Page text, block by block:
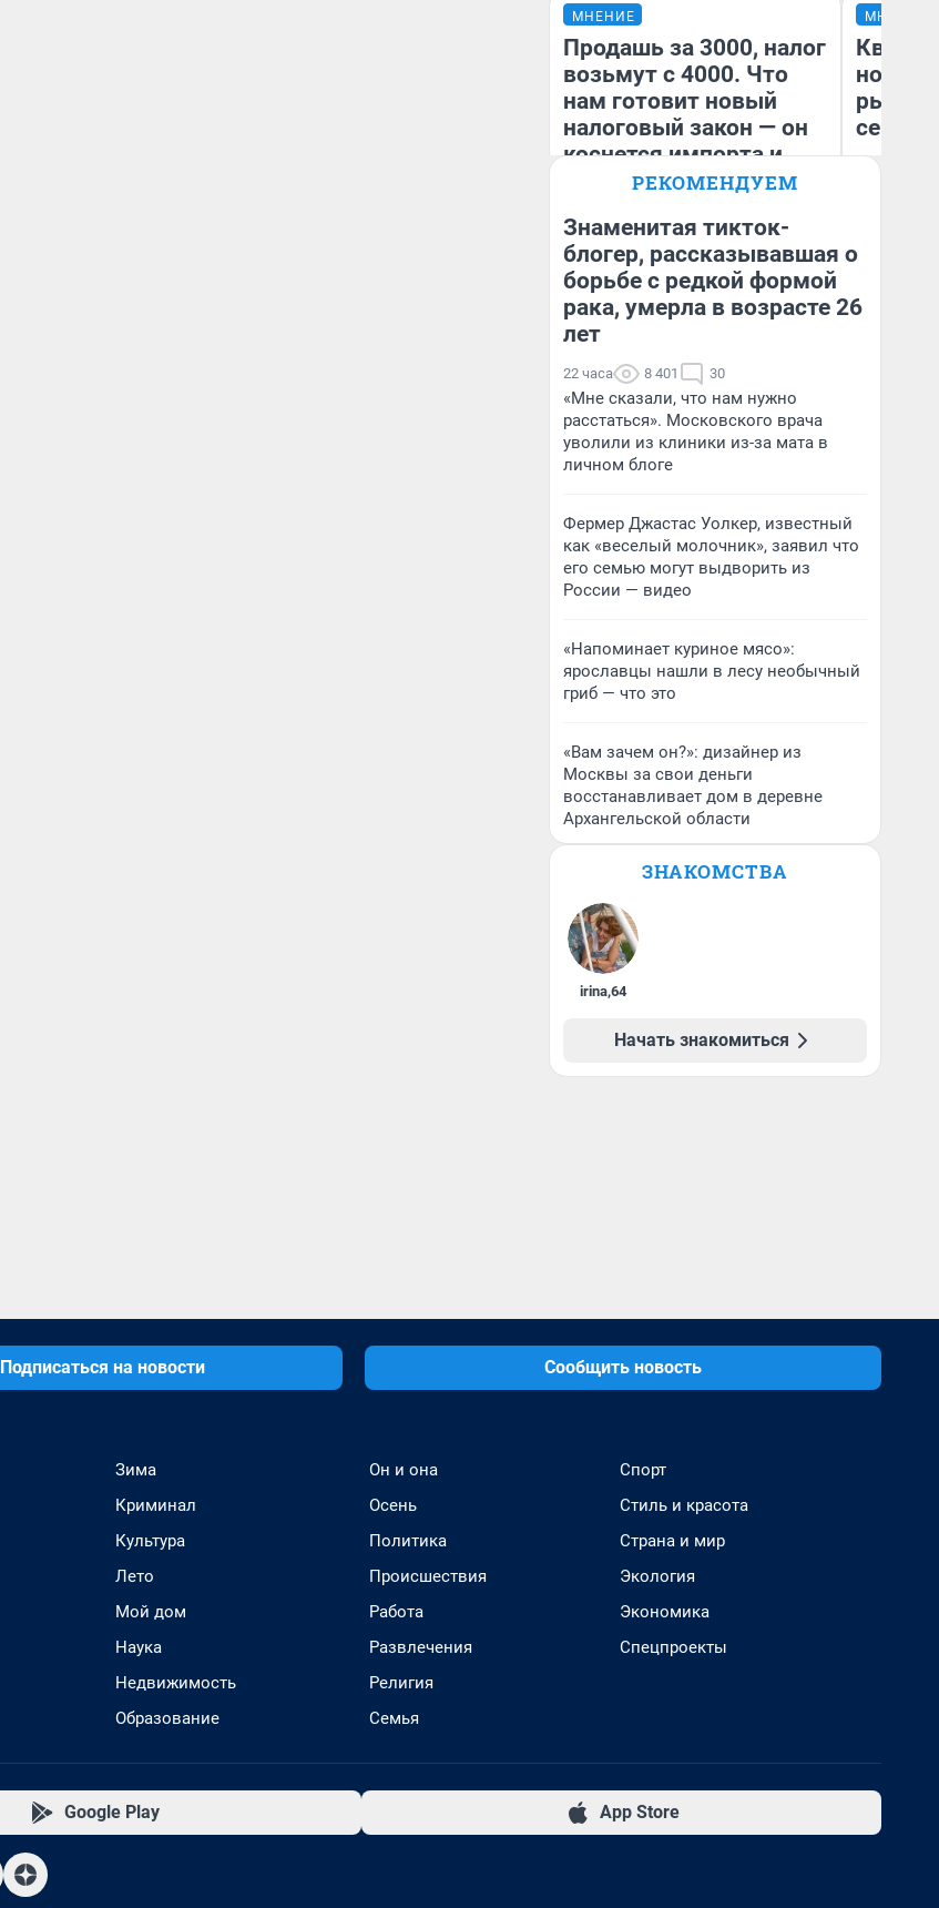
МНЕНИЕ
Продашь за 3000, налог
возьмут с 4000. Что
нам готовит новый
налоговый закон — он
коснется импорта и
даже репетиторов
Анастасия Завгородняя
МНЕНИЕ
но
рынок
РЕКОМЕНДУЕМ
Знаменитая тикток-
блогер, рассказывавшая о
борьбе с редкой формой
рака, умерла в возрасте 26
лет
22 часа 8 401 30
«Мне сказали, что нам нужно
расстаться». Московского врача
уволили из клиники из-за мата в
личном блоге
Фермер Джастас Уолкер, известный
как «веселый молочник», заявил что
его семью могут выдворить из
России — видео
«Напоминает куриное мясо»:
ярославцы нашли в лесу необычный
гриб — что это
«Вам зачем он?»: дизайнер из
Москвы за свои деньги
восстанавливает дом в деревне
Архангельской области
ЗНАКОМСТВА
irina,64
Начать знакомиться
Подписаться на новости Сообщить новость
Зима
Криминал
Культура
Лето
Мой дом
Наука
Недвижимость
Образование
Он и она
Осень
Политика
Происшествия
Работа
Развлечения
Религия
Семья
Спорт
Стиль и красота
Страна и мир
Экология
Экономика
Спецпроекты
Google Play App Store